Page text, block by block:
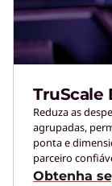
TruScale
Reduza as
agrupadas,
ponta e
parceiro
Obtenha